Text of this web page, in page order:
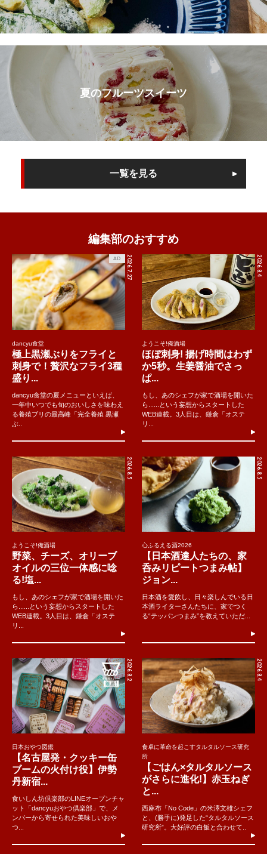
夏のフルーツスイーツ
一覧を見る
編集部のおすすめ
2026.7.27
AD
dancyu食堂
極上黒瀬ぶりをフライと
刺身で！贅沢なフライ3種
盛り...
dancyu食堂の夏メニューといえば、
一年中いつでも旬のおいしさを味わえ
る養殖ブリの最高峰「完全養殖 黒瀬
ぶ..
2026.8.4
ようこそ!俺酒場
ほぼ刺身! 揚げ時間はわず
か5秒。生姜醤油でさっ
ぱ...
もし、あのシェフが家で酒場を開いた
ら......という妄想からスタートした
WEB連載。3人目は、鎌倉「オステ
リ...
2026.8.5
ようこそ!俺酒場
野菜、チーズ、オリーブ
オイルの三位一体感に唸
る!塩...
もし、あのシェフが家で酒場を開いた
ら......という妄想からスタートした
WEB連載。3人目は、鎌倉「オステ
リ...
2026.8.5
心ふるえる酒2026
【日本酒達人たちの、家
呑みリピートつまみ帖】
ジョン...
日本酒を愛飲し、日々楽しんでいる日
本酒ライターさんたちに、家でつく
る“テッパンつまみ”を教えていただ...
2026.8.2
日本おやつ図鑑
【名古屋発・クッキー缶
ブームの火付け役】伊勢
丹新宿...
食いしん坊倶楽部のLINEオープンチャ
ット「dancyuおやつ倶楽部」で、メ
ンバーから寄せられた美味しいおや
つ...
2026.8.4
食卓に革命を起こすタルタルソース研究
所
【ごはん×タルタルソース
がさらに進化!】赤玉ねぎ
と...
西麻布「No Code」の米澤文雄シェフ
と、(勝手に)発足した“タルタルソース
研究所”。大好評の白飯と合わせて..